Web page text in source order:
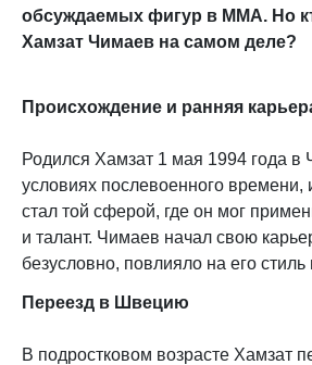
обсуждаемых фигур в ММА. Но
Хамзат Чимаев на самом деле?
Происхождение и ранняя
Родился Хамзат 1 мая 1994 года в
условиях послевоенного времени,
стал той сферой, где он мог
и талант. Чимаев начал свою
безусловно, повлияло на его
Переезд в Швецию
В подростковом возрасте Хамзат